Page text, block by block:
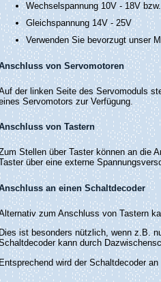
Wechselspannung 10V - 18V bzw.
Gleichspannung 14V - 25V
Verwenden Sie bevorzugt unser
von Servomotoren
der linken Seite des Servomoduls
Servomotors zur Verfügung.
von Tastern
Stellen über Taster können an die
über eine externe
an einen Schaltdecoder
zum Anschluss von Tastern
Dies ist besonders nützlich, wenn z.B.
kann durch
Entsprechend wird der Schaltdecoder